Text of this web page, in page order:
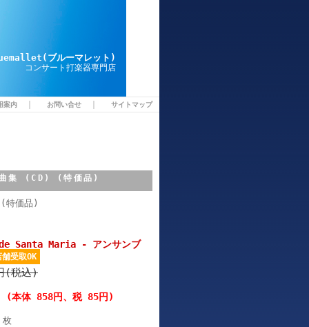
ブルーマレット)
コンサート打楽器専門店
案内 お問い合せ サイトマップ
(CD) (特価品)
特価品)
Santa Maria - アンサンブ
舗受取OK
(税込)
(本体 858円、税 85円)